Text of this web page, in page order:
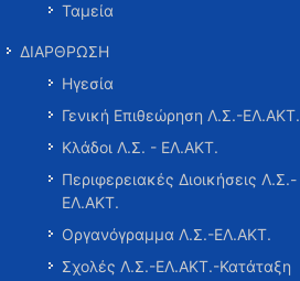
Ταμεία
ΔΙΑΡΘΡΩΣΗ
Ηγεσία
Γενική Επιθεώρηση Λ.Σ.-ΕΛ.ΑΚΤ.
Κλάδοι Λ.Σ. - ΕΛ.ΑΚΤ.
Περιφερειακές Διοικήσεις Λ.Σ.-
ΕΛ.ΑΚΤ.
Οργανόγραμμα Λ.Σ.-ΕΛ.ΑΚΤ.
Σχολές Λ.Σ.-ΕΛ.ΑΚΤ.-Κατάταξη